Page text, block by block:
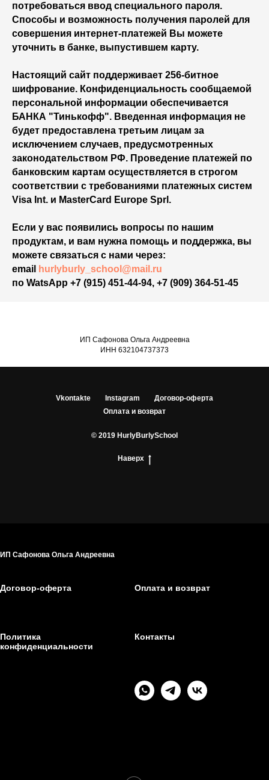
потребоваться ввод специального пароля.
Способы и возможность получения паролей для
совершения интернет-платежей Вы можете
уточнить в банке, выпустившем карту.
Настоящий сайт поддерживает 256-битное
шифрование. Конфиденциальность сообщаемой
персональной информации обеспечивается
БАНКА "Тинькофф". Введенная информация не
будет предоставлена третьим лицам за
исключением случаев, предусмотренных
законодательством РФ. Проведение платежей по
банковским картам осуществляется в строгом
соответствии с требованиями платежных систем
Visa Int. и MasterCard Europe Sprl.
Если у вас появились вопросы по нашим
продуктам, и вам нужна помощь и поддержка, вы
можете связаться с нами через:
email
hurlyburly_school@mail.ru
по WatsApp +7 (915) 451-44-94, +7 (909) 364-51-45
ИП Сафонова Ольга Андреевна
ИНН 632104737373
Vkontakte Instagram
Договор-оферта
Оплата и возврат
© 2019 HurlyBurlySchool
Наверх
ИП Сафонова Ольга Андреевна
Договор-оферта Оплата и возврат
Политика
конфиденциальности
Контакты